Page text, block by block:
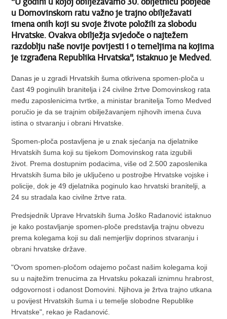
u Domovinskom ratu važno je trajno obilježavati
imena onih koji su svoje živote položili za slobodu
Hrvatske. Ovakva obilježja svjedoče o najtežem
razdoblju naše novije povijesti i o temeljima na kojima
je izgrađena Republika Hrvatska", istaknuo je Medved.
Danas je u zgradi Hrvatskih šuma otkrivena spomen-ploča u
čast 49 poginulih branitelja i 24 civilne žrtve Domovinskog rata
među zaposlenicima tvrtke, a ministar branitelja Tomo Medved
poručio je da se trajnim obilježavanjem njihovih imena čuva
istina o stvaranju i obrani Hrvatske.
Spomen-ploča postavljena je u znak sjećanja na djelatnike
Hrvatskih šuma koji su tijekom Domovinskog rata izgubili
život. Prema dostupnim podacima, više od 2.500 zaposlenika
Hrvatskih šuma bilo je uključeno u postrojbe Hrvatske vojske i
policije, dok je 49 djelatnika poginulo kao hrvatski branitelji, a
24 su stradala kao civilne žrtve rata.
Predsjednik Uprave Hrvatskih šuma Joško Radanović istaknuo
je kako postavljanje spomen-ploče predstavlja trajnu obvezu
prema kolegama koji su dali nemjerljiv doprinos stvaranju i
obrani hrvatske države.
"Ovom spomen-pločom odajemo počast našim kolegama koji
su u najtežim trenucima za Hrvatsku pokazali iznimnu hrabrost,
odgovornost i odanost Domovini. Njihova je žrtva trajno utkana
u povijest Hrvatskih šuma i u temelje slobodne Republike
Hrvatske", rekao je Radanović.